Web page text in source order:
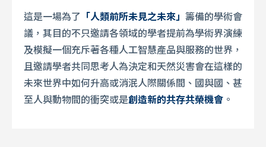
這是一場為了 「人類前所未見之未來」 籌備的學術會
議，其目的不只邀請各領域的學者提前為學術界演練
及模擬一個充斥著各種人工智慧產品與服務的世界，
且邀請學者共同思考人為決定和天然災害會在這樣的
未來世界中如何升高或消泯人際關係間、國與國、甚
至人與動物間的衝突或是創造新的共存共榮機會 。